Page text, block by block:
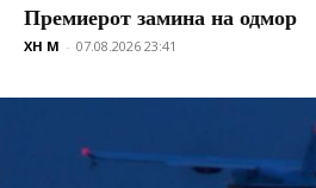
Премиерот замина на одмор
XH M - 07.08.2026 23:41